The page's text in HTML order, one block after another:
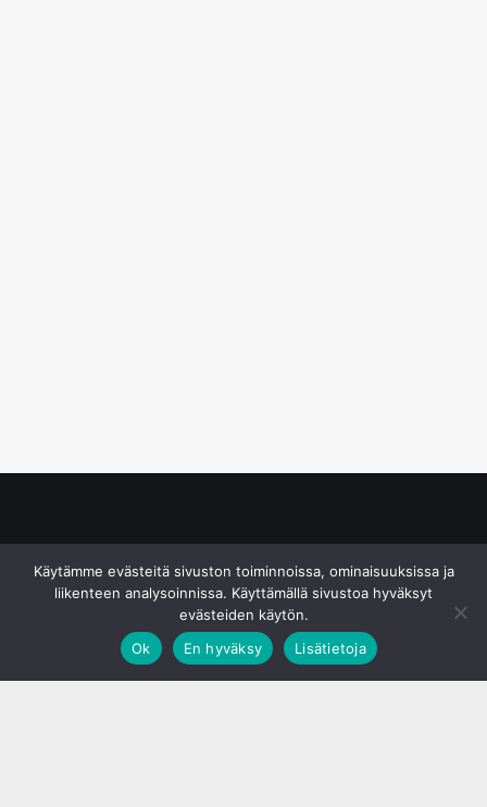
Käytämme evästeitä sivuston toiminnoissa, ominaisuuksissa ja
liikenteen analysoinnissa. Käyttämällä sivustoa hyväksyt
evästeiden käytön.
Ok
En hyväksy Lisätietoja